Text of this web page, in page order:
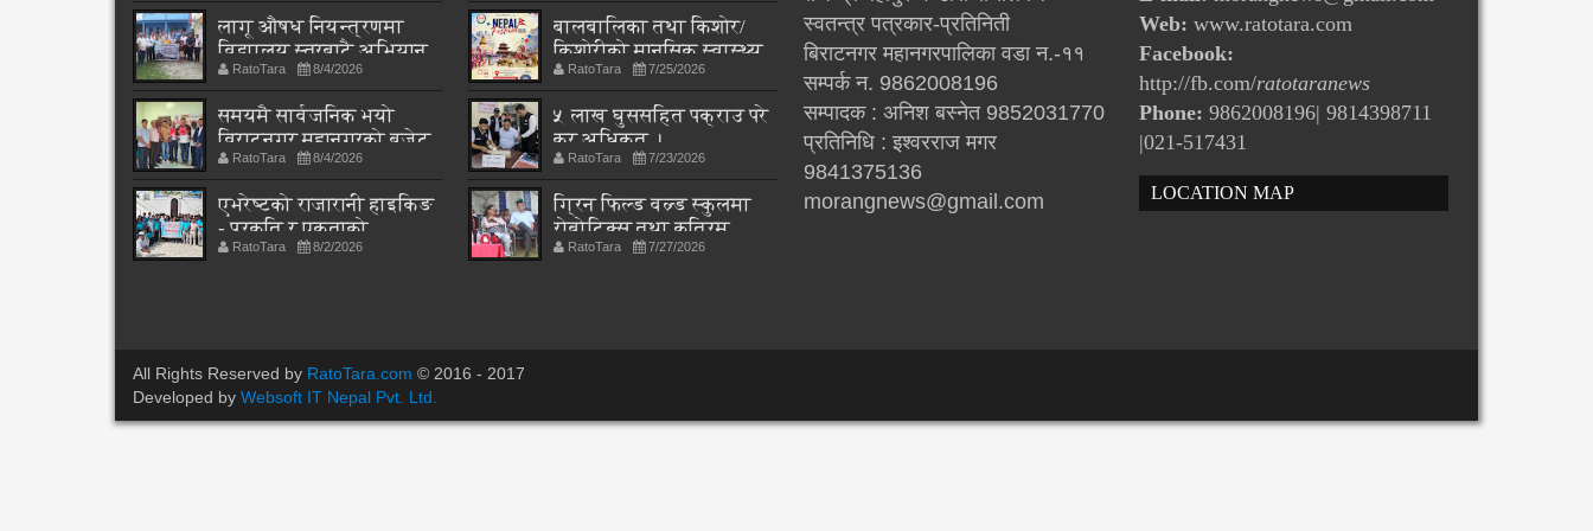
लागू औषध नियन्त्रणमा
विद्यालय स्तरबाटै अभियान
शुरुRatoTara 8/4/2026
समयमै सार्वजनिक भयो
विराटनगर महानगरको बजेट
पुस्तिका, कार्यान्वयन
प्रक्रिया पनि सुरु
RatoTara 8/4/2026
एभरेष्टको राजारानी हाइकिङ
- प्रकृति र एकताको
पाठशाला
RatoTara 8/2/2026
बालबालिका तथा किशोर/
किशोरीको मानसिक स्वास्थ्य
उनीहरूको विकासको एउटा
महत्त्वपूर्ण पाटो हो
RatoTara 7/25/2026
५ लाख घुससहित पक्राउ परे
कर अधिकृत ।
RatoTara 7/23/2026
ग्रिन फिल्ड वल्र्ड स्कुलमा
रोबोटिक्स तथा कृत्रिम
बुद्धिमत्ता प्रयोगशालाको
RatoTara 7/27/2026
स्वतन्त्र पत्रकार-प्रतिनिती
बिराटनगर महानगरपालिका वडा न.-११
सम्पर्क न. 9862008196
सम्पादक : अनिश बस्नेत 9852031770
प्रतिनिधि : इश्वरराज मगर
9841375136
morangnews@gmail.com
Web: www.ratotara.com
Facebook:
http://fb.com/ratotaranews
Phone:9862008196| 9814398711
|021-517431
LOCATION MAP
All Rights Reserved by RatoTara.com © 2016 - 2017
Developed by Websoft IT Nepal Pvt. Ltd.